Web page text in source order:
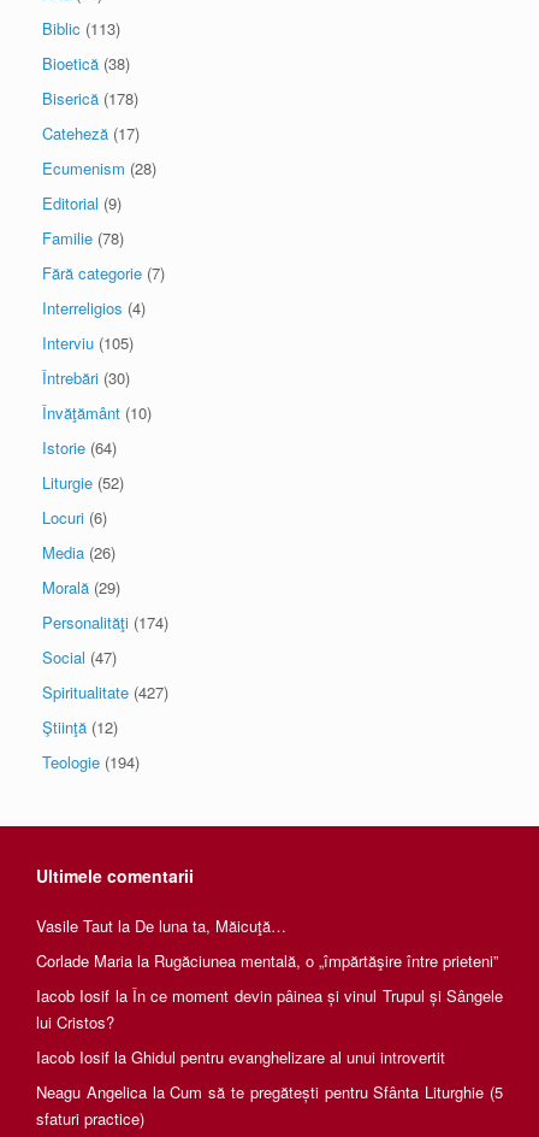
Biblic (113)
Bioetică (38)
Biserică (178)
Cateheză (17)
Ecumenism (28)
Editorial (9)
Familie (78)
Fără categorie (7)
Interreligios (4)
Interviu (105)
Întrebări (30)
Învăţământ (10)
Istorie (64)
Liturgie (52)
Locuri (6)
Media (26)
Morală (29)
Personalităţi (174)
Social (47)
Spiritualitate (427)
Ştiinţă (12)
Teologie (194)
Ultimele comentarii
Vasile Taut la De luna ta, Măicuţă…
Corlade Maria la Rugăciunea mentală, o „împărtăşire între prieteni”
Iacob Iosif la În ce moment devin pâinea și vinul Trupul și Sângele
lui Cristos?
Iacob Iosif la Ghidul pentru evanghelizare al unui introvertit
Neagu AngelicalaCum să te pregătești pentru Sfânta Liturghie (5
sfaturi practice)